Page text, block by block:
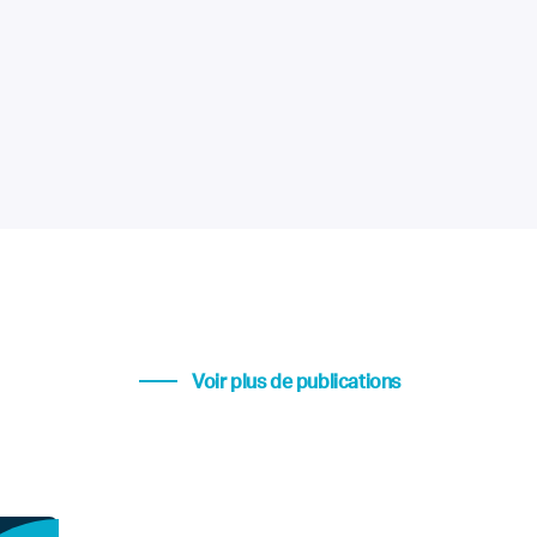
Voir plus de publications